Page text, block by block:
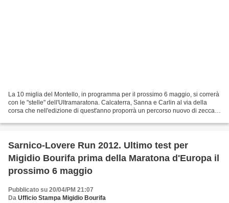
La 10 miglia del Montello, in programma per il prossimo 6 maggio, si correrà
con le "stelle" dell'Ultramaratona. Calcaterra, Sanna e Carlin al via della
corsa che nell'edizione di quest'anno proporrà un percorso nuovo di zecca,
Sarnico-Lovere Run 2012. Ultimo test per
Migidio Bourifa prima della Maratona d'Europa il
prossimo 6 maggio
Pubblicato su 20/04/PM 21:07
Da Ufficio Stampa Migidio Bourifa